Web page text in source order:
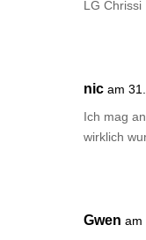
LG Chrissi
nic am
Ich mag
wirklich
Gwen am